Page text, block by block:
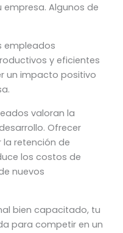
Algunos de
empleados
y eficientes
un impacto positivo
valoran la
Ofrecer
retención de
los costos de
nuevos
bien capacitado, tu
para competir en un